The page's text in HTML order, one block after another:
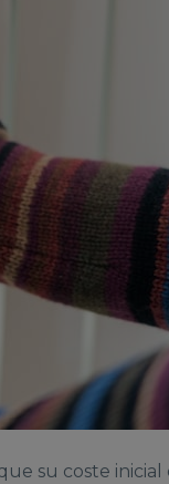
su coste inicial